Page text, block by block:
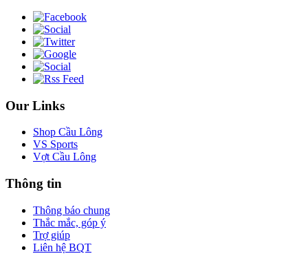
Our Links
Shop Cầu Lông
VS Sports
Vợt Cầu Lông
Thông tin
Thông báo chung
Thắc mắc, góp ý
Trợ giúp
Liên hệ BQT